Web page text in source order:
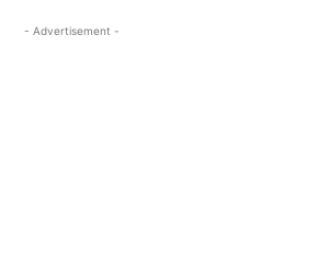
- Advertisement -